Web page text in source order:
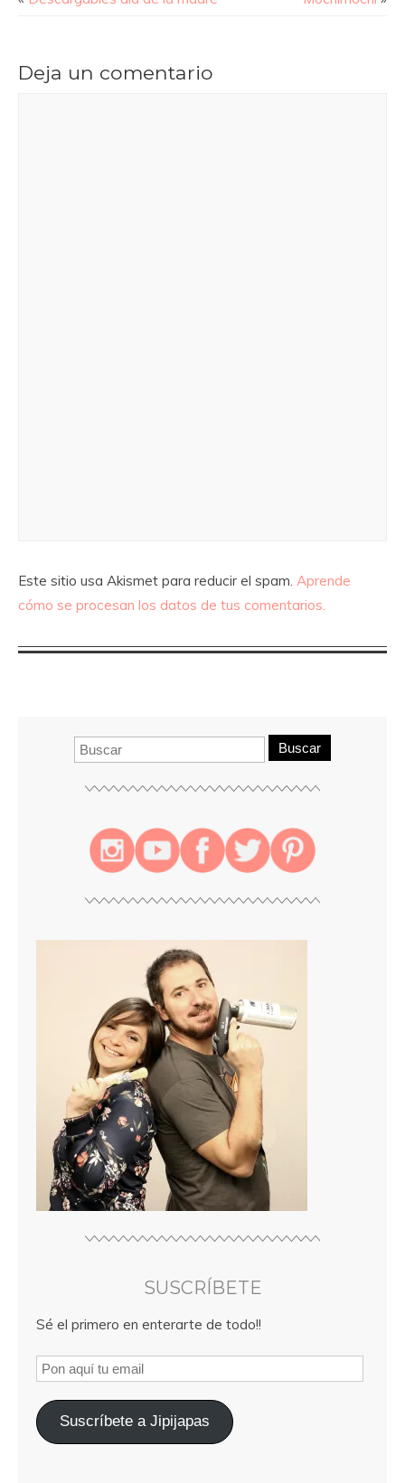
Deja un comentario
Este sitio usa Akismet para reducir el spam. Aprende
cómo se procesan los datos de tus comentarios.
Buscar
SUSCRÍBETE
Sé el primero en enterarte de todo!!
Suscríbete a Jipijapas